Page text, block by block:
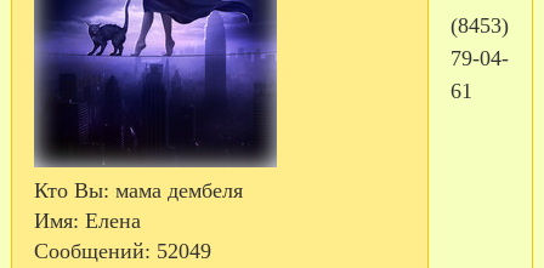
Кто Вы: мама дембеля
Имя: Елена
Сообщений: 52049
(8453)
79-04-
61